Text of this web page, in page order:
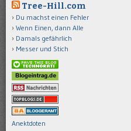
Tree-Hill.com
Du machst einen Fehler
Wenn Einen, dann Alle
Damals gefährlich
Messer und Stich
Anektdoten